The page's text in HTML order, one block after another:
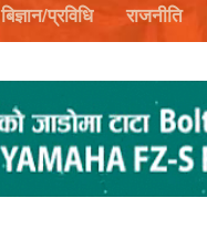
बिज्ञान/प्रविधि राजनीति